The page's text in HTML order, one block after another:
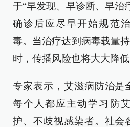
于“早发现、早诊断、早治
确诊后应尽早开始规范
毒。当治疗达到病毒载量
时，传播风险也将大大降低
专家表示，艾滋病防治是
每个人都应主动学习防
护、不歧视感染者。社会